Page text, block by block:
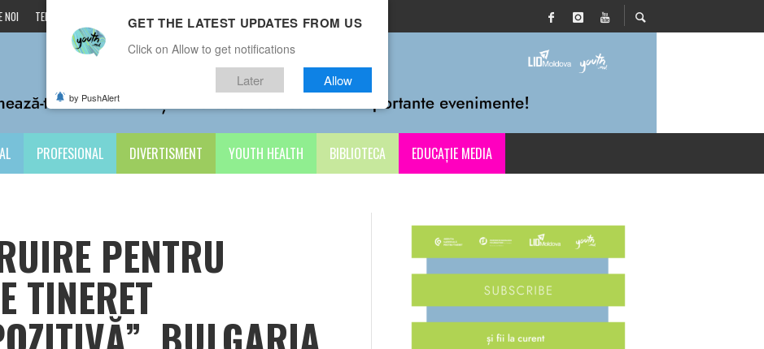
NOI TERMENI ȘI CONDIȚII CONTACTE
PROFESIONAL DIVERTISMENT YOUTH HEALTH BIBLIOTECA EDUCAȚIE MEDIA
PENTRU
TINERET
GET THE LATEST UPDATES FROM US
Click on Allow to get notifications
Later Allow
by PushAlert